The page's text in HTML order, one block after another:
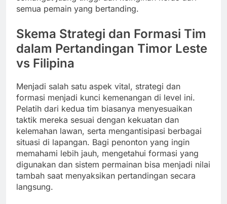
semua pemain yang bertanding.
Skema Strategi dan Formasi Tim
dalam Pertandingan Timor Leste
vs Filipina
Menjadi salah satu aspek vital, strategi dan
formasi menjadi kunci kemenangan di level ini.
Pelatih dari kedua tim biasanya menyesuaikan
taktik mereka sesuai dengan kekuatan dan
kelemahan lawan, serta mengantisipasi berbagai
situasi di lapangan. Bagi penonton yang ingin
memahami lebih jauh, mengetahui formasi yang
digunakan dan sistem permainan bisa menjadi nilai
tambah saat menyaksikan pertandingan secara
langsung.